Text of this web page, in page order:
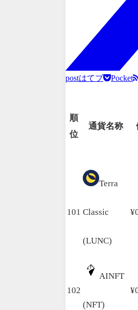
postはてブ Pocket
順
位
通貨名称
101
Terra
Classic
(LUNC)
102
AINFT
(NFT)